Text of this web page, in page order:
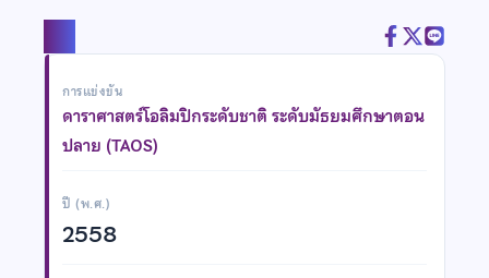
การแข่งขัน
ดาราศาสตร์โอลิมปิกระดับชาติ ระดับมัธยมศึกษาตอน
ปลาย (TAOS)
ปี (พ.ศ.)
2558